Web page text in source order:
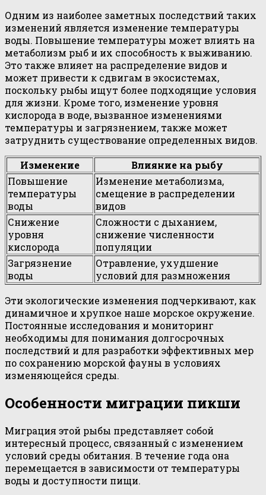
Одним из наиболее заметных последствий таких
изменений является изменение температуры
воды. Повышение температуры может влиять на
метаболизм рыб и их способность к выживанию.
Это также влияет на распределение видов и
может привести к сдвигам в экосистемах,
поскольку рыбы ищут более подходящие условия
для жизни. Кроме того, изменение уровня
кислорода в воде, вызванное изменениями
температуры и загрязнением, также может
затруднить существование определенных видов.
Изменение
Влияние на рыбу
Повышение
температуры
воды
Изменение метаболизма,
смещение в распределении
видов
Снижение
уровня
кислорода
Сложности с дыханием,
снижение численности
популяции
Загрязнение
воды
Отравление, ухудшение
условий для размножения
Эти экологические изменения подчеркивают, как
динамичное и хрупкое наше морское окружение.
Постоянные исследования и мониторинг
необходимы для понимания долгосрочных
последствий и для разработки эффективных мер
по сохранению морской фауны в условиях
изменяющейся среды.
Особенности миграции пикши
Миграция этой рыбы представляет собой
интересный процесс, связанный с изменением
условий среды обитания. В течение года она
перемещается в зависимости от температуры
воды и доступности пищи.